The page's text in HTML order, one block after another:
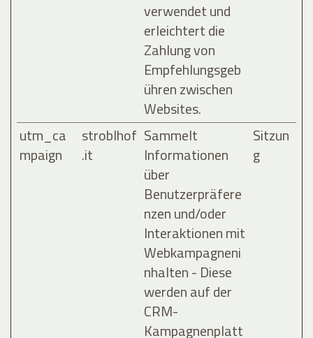
verwendet und
erleichtert die
Zahlung von
Empfehlungsgeb
ühren zwischen
Websites.
utm_ca
mpaign
stroblhof
.it
Sammelt
Informationen
über
Benutzerpräfere
nzen und/oder
Interaktionen mit
Webkampagneni
nhalten - Diese
werden auf der
CRM-
Kampagnenplatt
Sitzun
g